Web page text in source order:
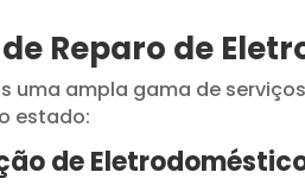
Reparo de
uma ampla gama de
estado:
de